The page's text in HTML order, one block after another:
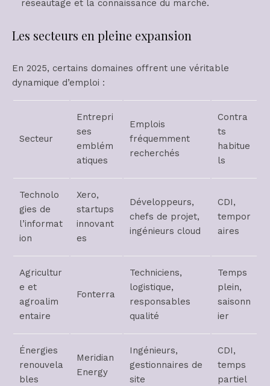
réseautage et la connaissance du marché.
Les secteurs en pleine expansion
En 2025, certains domaines offrent une véritable
dynamique d’emploi :
Secteur
Entrepri
ses
emblém
atiques
Emplois
fréquemment
recherchés
Contra
ts
habitue
ls
Technolo
gies de
l’informat
ion
Xero,
startups
innovant
es
Développeurs,
chefs de projet,
ingénieurs cloud
CDI,
tempor
aires
Agricultur
e et
agroalim
entaire
Fonterra
Techniciens,
logistique,
responsables
qualité
Temps
plein,
saisonn
ier
Énergies
renouvela
bles
Meridian
Energy
Ingénieurs,
gestionnaires de
site
CDI,
temps
partiel